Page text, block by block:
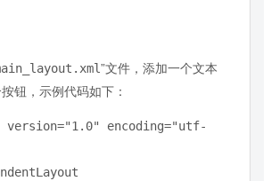
”文件，添加一个文本
钮，示例代码如下：
version="1.0" encoding="utf-